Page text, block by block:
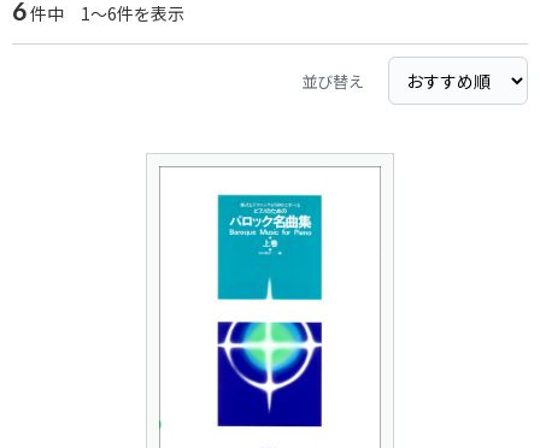
6件中 1～6件を表示
並び替え